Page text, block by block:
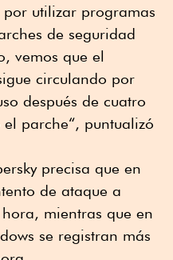
por utilizar programas
de seguridad
vemos que el
circulando por
después de cuatro
parche“, puntualizó
precisa que en
de ataque a
mientras que en
se registran más